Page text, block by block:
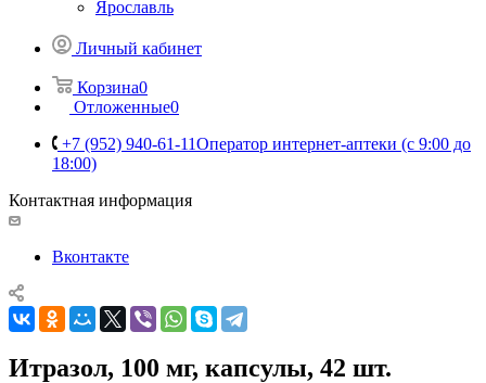
Ярославль
Личный кабинет
Корзина0
Отложенные0
+7 (952) 940-61-11Оператор интернет-аптеки (с 9:00 до
18:00)
Контактная информация
Вконтакте
Итразол, 100 мг, капсулы, 42 шт.